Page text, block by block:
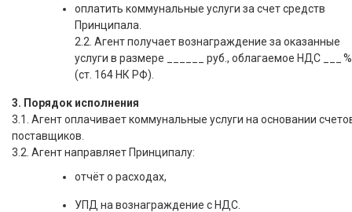
оплатить коммунальные услуги за счет средств
Принципала.
2.2. Агент получает вознаграждение за оказанные
услуги в размере ______ руб., облагаемое НДС ___ %
(ст. 164 НК РФ).
3. Порядок исполнения
3.1. Агент оплачивает коммунальные услуги на основании
поставщиков.
3.2. Агент направляет Принципалу:
отчёт о расходах,
УПД на вознаграждение с НДС.